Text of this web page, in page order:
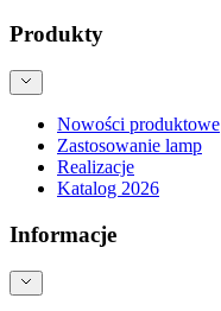
Produkty
Nowości produktowe
Zastosowanie lamp
Realizacje
Katalog 2026
Informacje